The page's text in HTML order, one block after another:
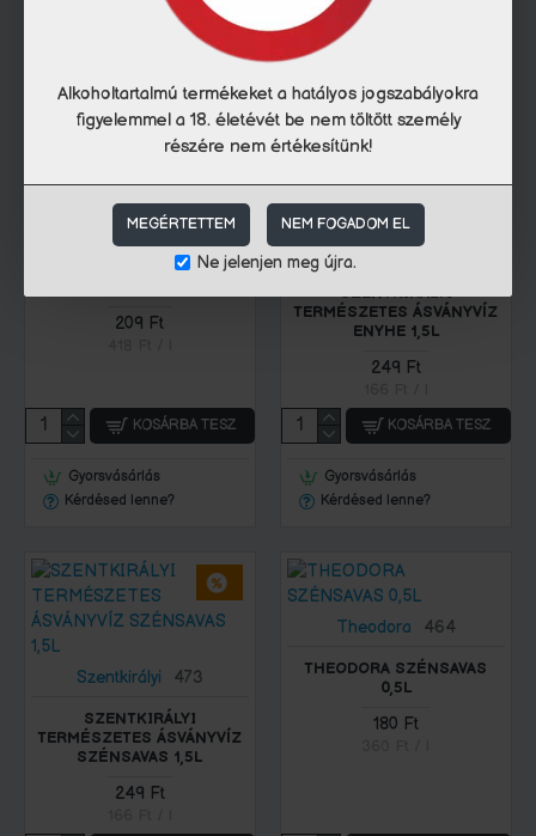
Alkoholtartalmú termékeket a hatályos jogszabályokra
figyelemmel a 18. életévét be nem töltött személy
részére nem értékesítünk!
MEGÉRTETTEM NEM FOGADOM EL
Ne jelenjen meg újra.
KOSÁRBA TESZ
Kérdésed lenne?
Kérdésed lenne?
Szentkirályi 474
SZENTKIRÁLYI SZÉNSAVAS
209 Ft
KOSÁRBA TESZ
Gyorsvásárlás
Kérdésed lenne?
Szentkirályi
SZENTKIRÁLYI
TERMÉSZETES ÁSVÁNYVÍZ
ENYHE 1,5L
249 Ft
KOSÁRBA TESZ
Gyorsvásárlás
Kérdésed lenne?
Szentkirályi 473
SZENTKIRÁLYI
TERMÉSZETES ÁSVÁNYVÍZ
SZÉNSAVAS 1,5L
249 Ft
Theodora 464
THEODORA SZÉNSAVAS
0,5L
180 Ft